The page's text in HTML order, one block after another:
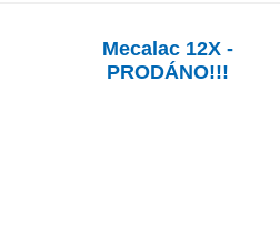
Mecalac 12X -
PRODÁNO!!!